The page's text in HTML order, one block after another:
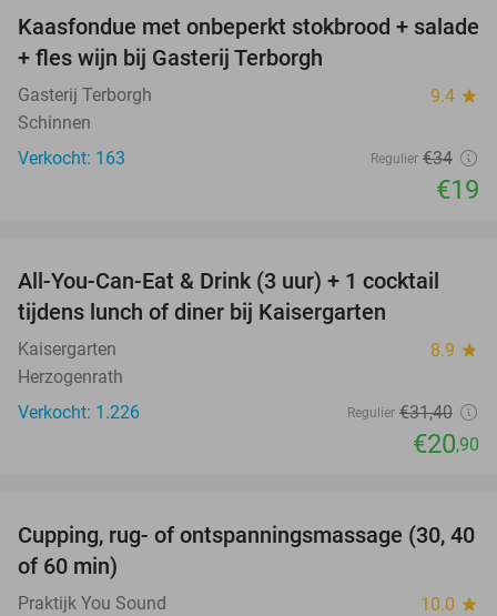
44%
Kaasfondue met onbeperkt stokbrood + salade
+ fles wijn bij Gasterij Terborgh
Gasterij Terborgh 9.4 star
Schinnen
Verkocht: 163
Regulier €34
€19
33%
All-You-Can-Eat & Drink (3 uur) + 1 cocktail
tijdens lunch of diner bij Kaisergarten
Kaisergarten 8.9 star
Herzogenrath
Verkocht: 1.226
Regulier €31,40
€20,90
60%
Cupping, rug- of ontspanningsmassage (30, 40
of 60 min)
Praktijk You Sound 10.0 star